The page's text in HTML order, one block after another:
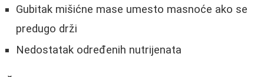
Gubitak mišićne mase umesto masnoće ako se
predugo drži
Nedostatak određenih nutrijenata